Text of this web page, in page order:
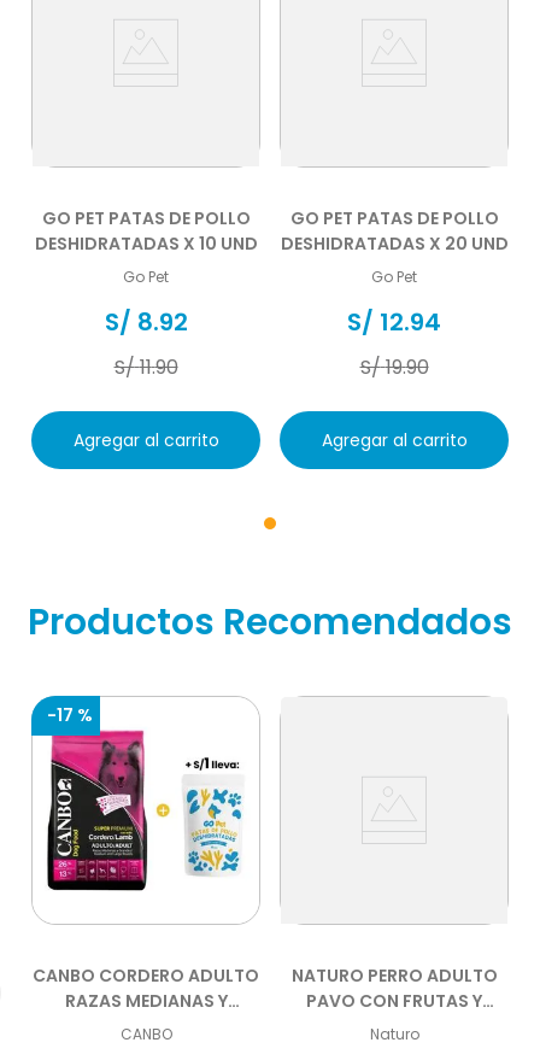
GO PET PATAS DE POLLO
DESHIDRATADAS X 10 UND
Go Pet
S/ 8.92
S/11.90
Agregar al carrito
GO PET PATAS DE POLLO
DESHIDRATADAS X 20 UND
Go Pet
S/ 12.94
S/19.90
Agregar al carrito
Productos Recomendados
-17 %
CANBO CORDERO ADULTO
RAZAS MEDIANAS Y
GRANDES 15 KG
CANBO
NATURO PERRO ADULTO
PAVO CON FRUTAS Y
VEGETALES POUCH 100 GR
Naturo